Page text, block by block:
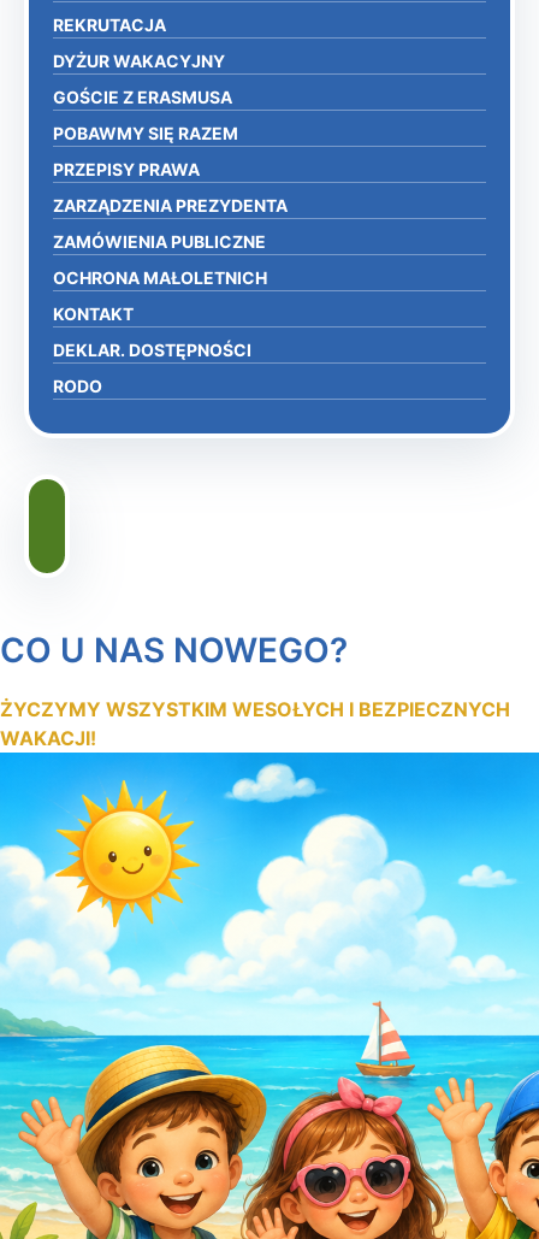
REKRUTACJA
DYŻUR WAKACYJNY
GOŚCIE Z ERASMUSA
POBAWMY SIĘ RAZEM
PRZEPISY PRAWA
ZARZĄDZENIA PREZYDENTA
ZAMÓWIENIA PUBLICZNE
OCHRONA MAŁOLETNICH
KONTAKT
DEKLAR. DOSTĘPNOŚCI
RODO
CO U NAS NOWEGO?
ŻYCZYMY WSZYSTKIM WESOŁYCH I BEZPIECZNYCH
WAKACJI!